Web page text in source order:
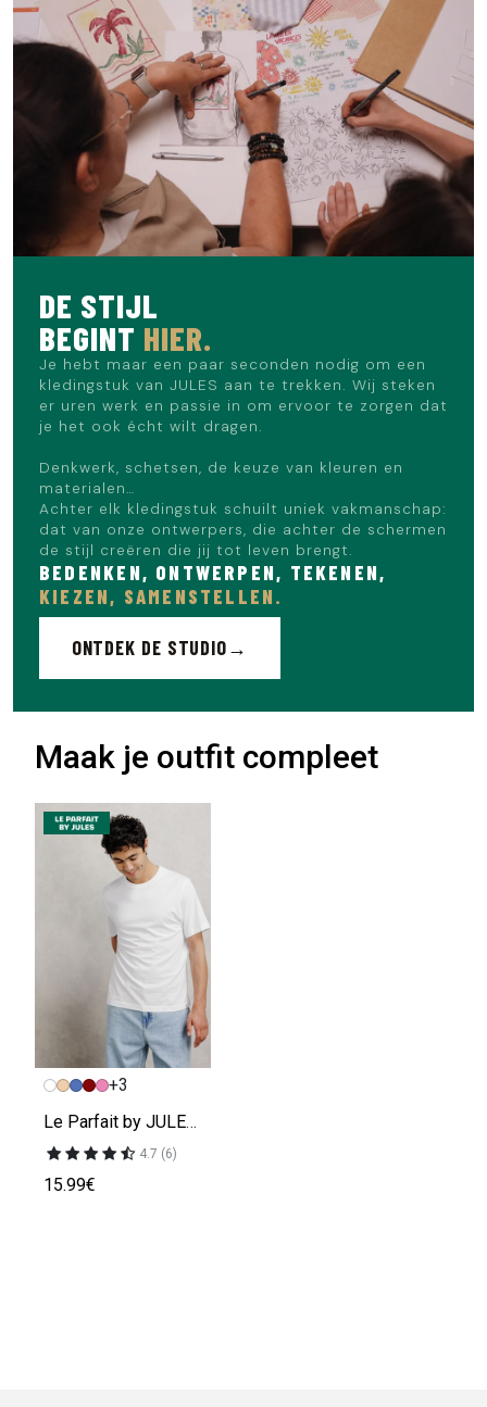
DE STIJL
BEGINT HIER.
Je hebt maar een paar seconden nodig om een
kledingstuk van JULES aan te trekken. Wij steken
er uren werk en passie in om ervoor te zorgen dat
je het ook écht wilt dragen.
Denkwerk, schetsen, de keuze van kleuren en
materialen…
Achter elk kledingstuk schuilt uniek vakmanschap:
dat van onze ontwerpers, die achter de schermen
de stijl creëren die jij tot leven brengt.
BEDENKEN, ONTWERPEN, TEKENEN,
KIEZEN, SAMENSTELLEN.
ONTDEK DE STUDIO
Maak je outfit compleet
+3
Le Parfait by JULES' t-shirt
4.7 (6)
15.99€